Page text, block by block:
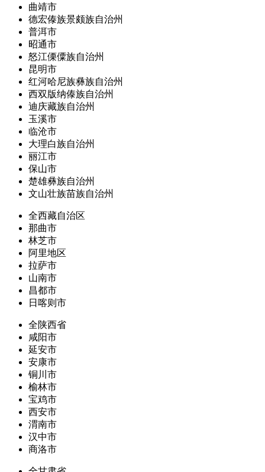
曲靖市
德宏傣族景颇族自治州
普洱市
昭通市
怒江傈僳族自治州
昆明市
红河哈尼族彝族自治州
西双版纳傣族自治州
迪庆藏族自治州
玉溪市
临沧市
大理白族自治州
丽江市
保山市
楚雄彝族自治州
文山壮族苗族自治州
全西藏自治区
那曲市
林芝市
阿里地区
拉萨市
山南市
昌都市
日喀则市
全陕西省
咸阳市
延安市
安康市
铜川市
榆林市
宝鸡市
西安市
渭南市
汉中市
商洛市